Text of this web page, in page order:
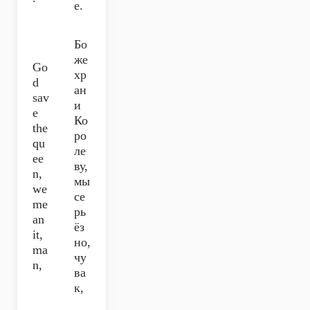
е.
Go
d
sav
e
the
qu
ee
n,
we
me
an
it,
ma
n,
Бо
же
хр
ан
и
Ко
ро
ле
ву,
мы
се
рь
ёз
но,
чу
ва
к,